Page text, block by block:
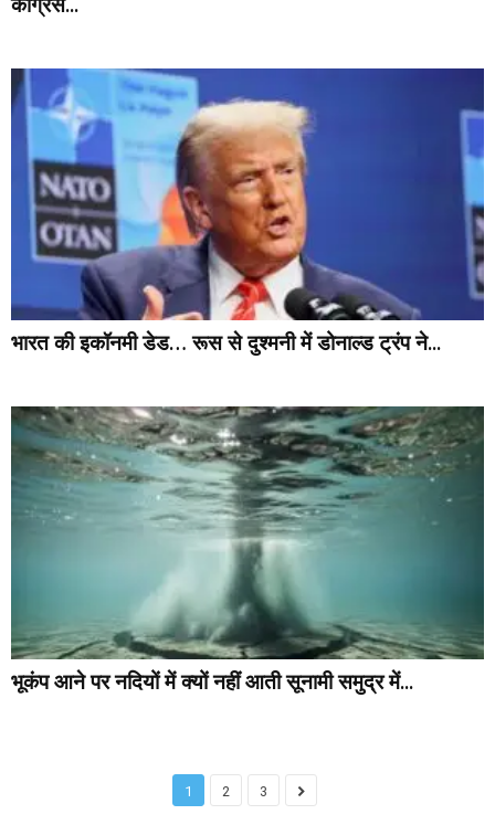
भारत की इकॉनमी डेड… रूस से दुश्मनी में डोनाल्ड ट्रंप ने...
भूकंप आने पर नदियों में क्यों नहीं आती सूनामी समुद्र में...
1 2 3